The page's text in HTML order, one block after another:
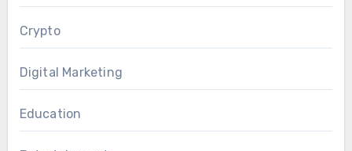
Crypto
Digital Marketing
Education